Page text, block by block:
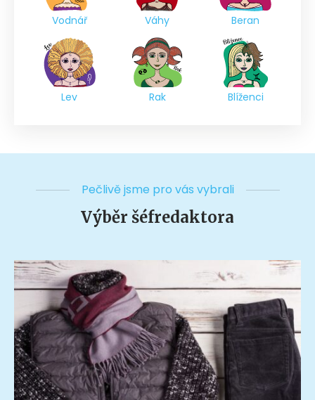
Vodnář Váhy Beran
Lev Rak Blíženci
Pečlivě jsme pro vás vybrali
Výběr šéfredaktora